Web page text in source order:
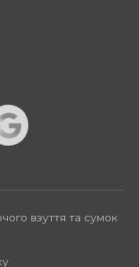
взуття та сумок